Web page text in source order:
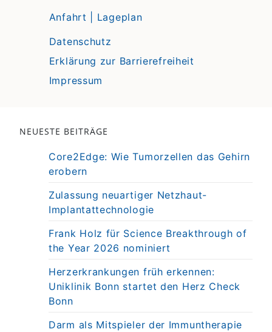
Anfahrt | Lageplan
Datenschutz
Erklärung zur Barrierefreiheit
Impressum
NEUESTE BEITRÄGE
Core2Edge: Wie Tumorzellen das Gehirn
erobern
Zulassung neuartiger Netzhaut-
Implantattechnologie
Frank Holz für Science Breakthrough of
the Year 2026 nominiert
Herzerkrankungen früh erkennen:
Uniklinik Bonn startet den Herz Check
Bonn
Darm als Mitspieler der Immuntherapie